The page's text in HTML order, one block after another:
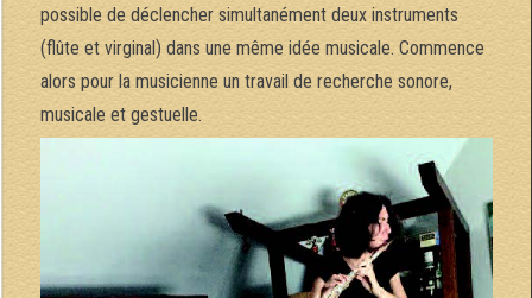
possible de déclencher simultanément deux instruments
(flûte et virginal) dans une même idée musicale. Commence
alors pour la musicienne un travail de recherche sonore,
musicale et gestuelle.